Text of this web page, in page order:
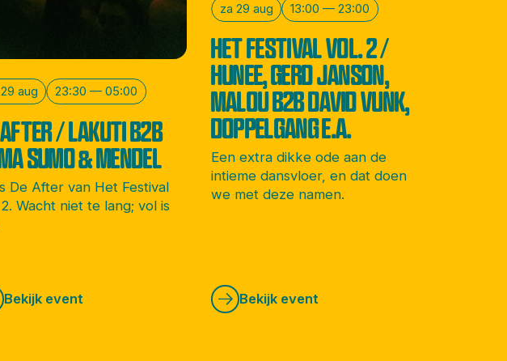
aug 23:30 — 05:00
/ LAKUTI B2B
SUMO & MENDEL
De After van Het Festival
Wacht niet te lang; vol is
Bekijk event
za 29 aug 13:00 — 23:00
HET FESTIVAL VOL. 2 /
HUNEE, GERD JANSON,
MALOU B2B DAVID VUNK,
DOPPELGANG E.A.
Een extra dikke ode aan de
intieme dansvloer, en dat doen
we met deze namen.
Bekijk event